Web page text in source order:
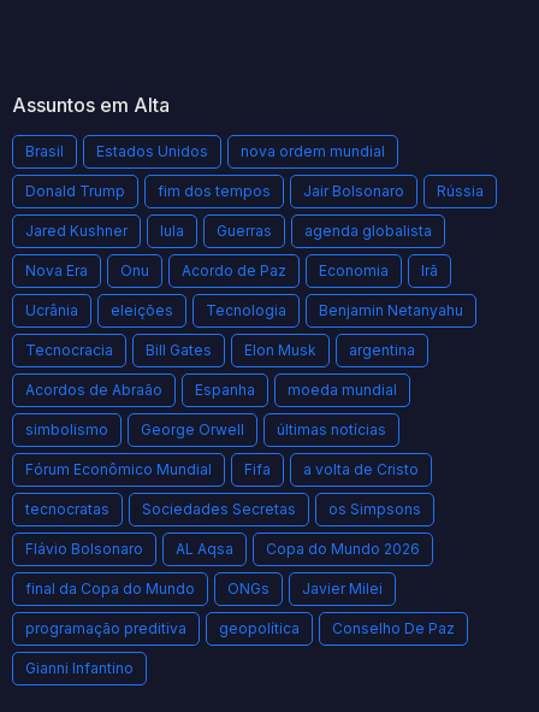
Assuntos em Alta
Brasil Estados Unidos nova ordem mundial
Donald Trump fim dos tempos Jair Bolsonaro Rússia
Jared Kushner lula Guerras agenda globalista
Nova Era Onu Acordo de Paz Economia Irã
Ucrânia eleições Tecnologia Benjamin Netanyahu
Tecnocracia Bill Gates Elon Musk argentina
Acordos de Abraão Espanha moeda mundial
simbolismo George Orwell últimas notícias
Fórum Econômico Mundial Fifa a volta de Cristo
tecnocratas Sociedades Secretas os Simpsons
Flávio Bolsonaro AL Aqsa Copa do Mundo 2026
final da Copa do Mundo ONGs Javier Milei
programação preditiva geopolítica Conselho De Paz
Gianni Infantino